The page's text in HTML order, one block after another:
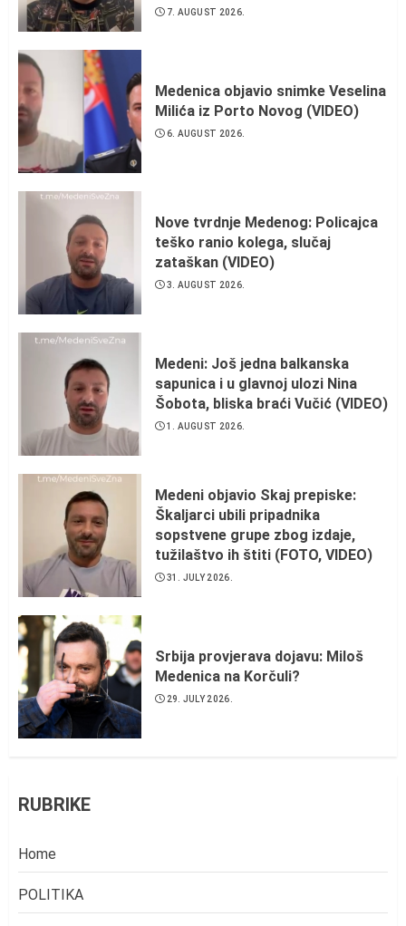
7. AUGUST 2026.
Medenica objavio snimke Veselina
Milića iz Porto Novog (VIDEO)
6. AUGUST 2026.
Nove tvrdnje Medenog: Policajca
teško ranio kolega, slučaj
zataškan (VIDEO)
3. AUGUST 2026.
Medeni: Još jedna balkanska
sapunica i u glavnoj ulozi Nina
Šobota, bliska braći Vučić (VIDEO)
1. AUGUST 2026.
Medeni objavio Skaj prepiske:
Škaljarci ubili pripadnika
sopstvene grupe zbog izdaje,
tužilaštvo ih štiti (FOTO, VIDEO)
31. JULY 2026.
Srbija provjerava dojavu: Miloš
Medenica na Korčuli?
29. JULY 2026.
RUBRIKE
Home
POLITIKA